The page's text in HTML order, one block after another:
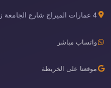
4 عمارات الميراج شارع الجامعة زهراء مدينة نصر القاهرة مصر
واتساب مباشر
موقعنا على الخريطة